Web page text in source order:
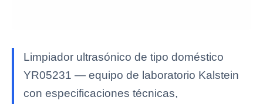
Limpiador ultrasónico de tipo doméstico
YR05231 — equipo de laboratorio Kalstein
con especificaciones técnicas,